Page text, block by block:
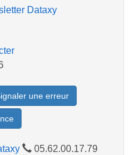
Dataxy
une erreur
05.62.00.17.79